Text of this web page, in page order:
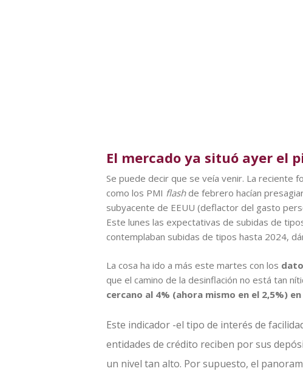
El mercado ya situó ayer el
Se puede decir que se veía venir. La reciente
como los PMI flash de febrero hacían
subyacente de EEUU (deflactor del gasto
Este lunes las expectativas de subidas de
contemplaban subidas de tipos hasta 2024,
La cosa ha ido a más este martes con los
que el camino de la desinflación no está tan
cercano al 4% (ahora mismo en el 2,5%)
Este indicador -el tipo de interés de
entidades de crédito reciben por sus
un nivel tan alto. Por supuesto, el